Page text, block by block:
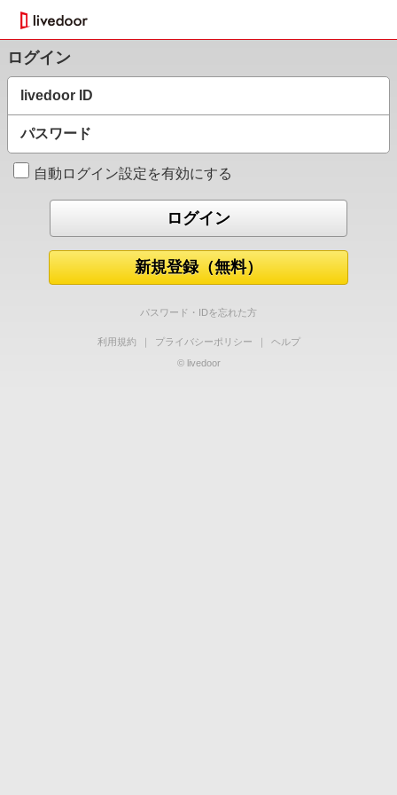
ログイン
livedoor ID
パスワード
自動ログイン設定を有効にする
新規登録（無料）
パスワード・IDを忘れた方
利用規約 ｜ プライバシーポリシー ｜
ヘルプ
© livedoor